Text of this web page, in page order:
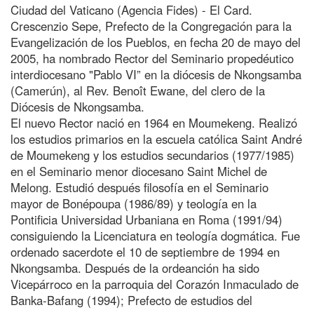
Ciudad del Vaticano (Agencia Fides) - El Card.
Crescenzio Sepe, Prefecto de la Congregación para la
Evangelización de los Pueblos, en fecha 20 de mayo del
2005, ha nombrado Rector del Seminario propedéutico
interdiocesano "Pablo VI” en la diócesis de Nkongsamba
(Camerún), al Rev. Benoît Ewane, del clero de la
Diócesis de Nkongsamba.
El nuevo Rector nació en 1964 en Moumekeng. Realizó
los estudios primarios en la escuela católica Saint André
de Moumekeng y los estudios secundarios (1977/1985)
en el Seminario menor diocesano Saint Michel de
Melong. Estudió después filosofía en el Seminario
mayor de Bonépoupa (1986/89) y teología en la
Pontificia Universidad Urbaniana en Roma (1991/94)
consiguiendo la Licenciatura en teología dogmática. Fue
ordenado sacerdote el 10 de septiembre de 1994 en
Nkongsamba. Después de la ordeanción ha sido
Vicepárroco en la parroquia del Corazón Inmaculado de
Banka-Bafang (1994); Prefecto de estudios del